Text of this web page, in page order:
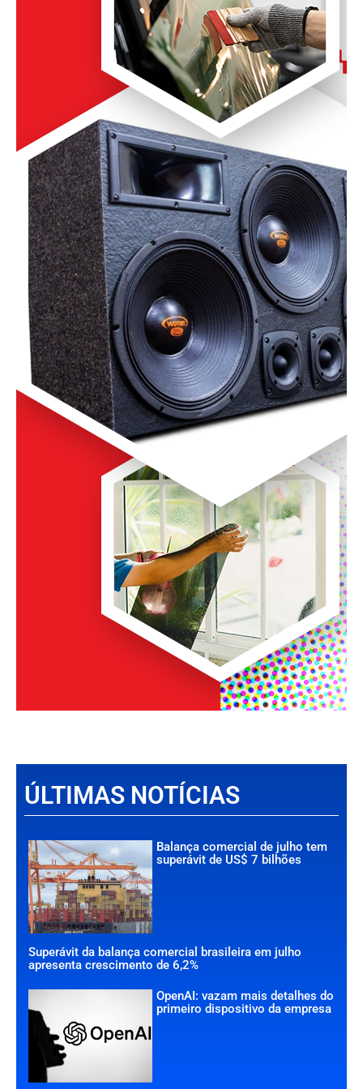
ÚLTIMAS NOTÍCIAS
Balança comercial de julho tem
superávit de US$ 7 bilhões
Superávit da balança comercial brasileira em julho
apresenta crescimento de 6,2%
OpenAI: vazam mais detalhes do
primeiro dispositivo da empresa